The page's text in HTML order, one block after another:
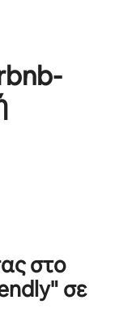
στο
σε